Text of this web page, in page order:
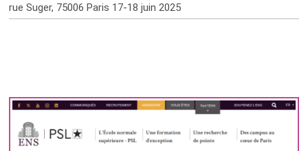
rue Suger, 75006 Paris 17-18 juin 2025